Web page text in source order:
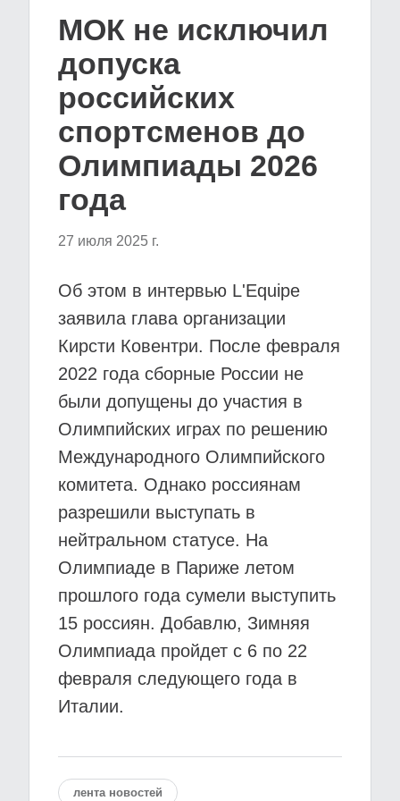
МОК не исключил
допуска
российских
спортсменов до
Олимпиады 2026
года
27 июля 2025 г.
Об этом в интервью L'Equipe
заявила глава организации
Кирсти Ковентри. После февраля
2022 года сборные России не
были допущены до участия в
Олимпийских играх по решению
Международного Олимпийского
комитета. Однако россиянам
разрешили выступать в
нейтральном статусе. На
Олимпиаде в Париже летом
прошлого года сумели выступить
15 россиян. Добавлю, Зимняя
Олимпиада пройдет с 6 по 22
февраля следующего года в
Италии.
лента новостей